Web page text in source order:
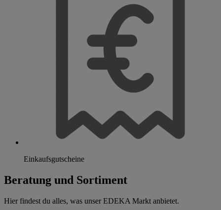
Einkaufsgutscheine
Beratung und Sortiment
Hier findest du alles, was unser EDEKA Markt anbietet.